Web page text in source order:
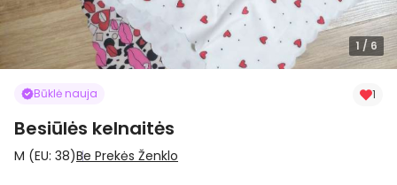
1 / 6
Būklė nauja 1
Besiūlės kelnaitės
M (EU: 38)Be Prekės Ženklo